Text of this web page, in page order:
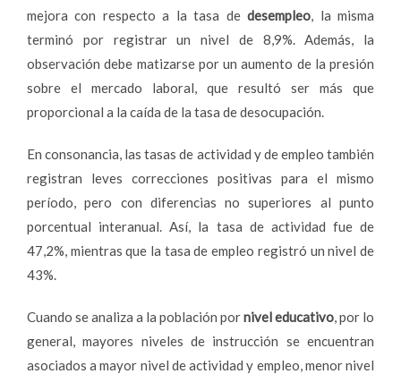
mejora con respecto a la tasa dedesempleo , la misma
terminó por registrar un nivel de 8,9%. Además, la
observación debe matizarse por un aumento de la presión
sobre el mercado laboral, que resultó ser más que
proporcional a la caída de la tasa de desocupación.
En consonancia, las tasas de actividad y de empleo también
registran leves correcciones positivas para el mismo
período, pero con diferencias no superiores al punto
porcentual interanual. Así, la tasa de actividad fue de
47,2%, mientras que la tasa de empleo registró un nivel de
43%.
Cuando se analiza a la población pornivel educativo , por lo
general, mayores niveles de instrucción se encuentran
asociados a mayor nivel de actividad y empleo, menor nivel